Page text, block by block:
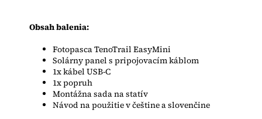
Obsahbalenia:
Fotopasca TenoTrail EasyMini
Solárny panel s pripojovacím káblom
1x kábel USB-C
1x popruh
Montážna sada na statív
Návod na použitie v češtine a slovenčine